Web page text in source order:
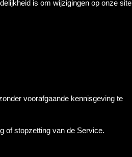
is om wijzigingen op onze site
voorafgaande kennisgeving te
of stopzetting van de Service.